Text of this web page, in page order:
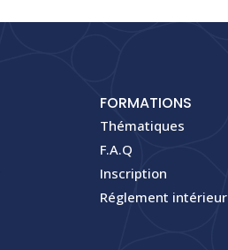
FORMATIONS
Thématiques
F.A.Q
Inscription
Réglement intérieur